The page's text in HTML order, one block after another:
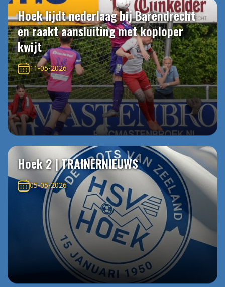
Hoek lijdt nederlaag bij Barendrecht
en raakt aansluiting met koploper
kwijt
11-05-2026
Hoek 2 | TRAINERNIEUWS
05-05-2026